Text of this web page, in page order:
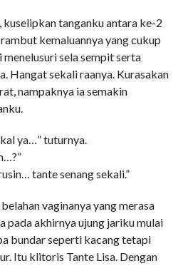
kuselipkan tanganku antara ke-2
kemaluannya yang cukup
sela sempit serta
Hangat sekali raanya. Kurasakan
nampaknya ia semakin
ya…” tuturnya.
tante senang sekali.”
vaginanya yang merasa
pada akhirnya ujung jariku mulai
bundar seperti kacang tetapi
Itu klitoris Tante Lisa. Dengan